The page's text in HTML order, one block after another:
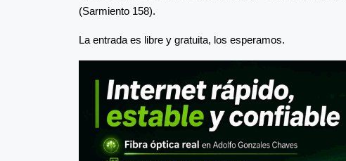
(Sarmiento 158).
La entrada es libre y gratuita, los esperamos.